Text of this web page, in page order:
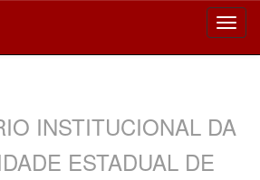
INSTITUCIONAL DA
ESTADUAL DE